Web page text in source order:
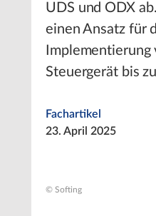
UDS und ODX
einen Ansatz für
Steuergerät bis
Fachartikel
23. April 2025
© Softing